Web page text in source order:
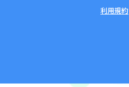
利用規約